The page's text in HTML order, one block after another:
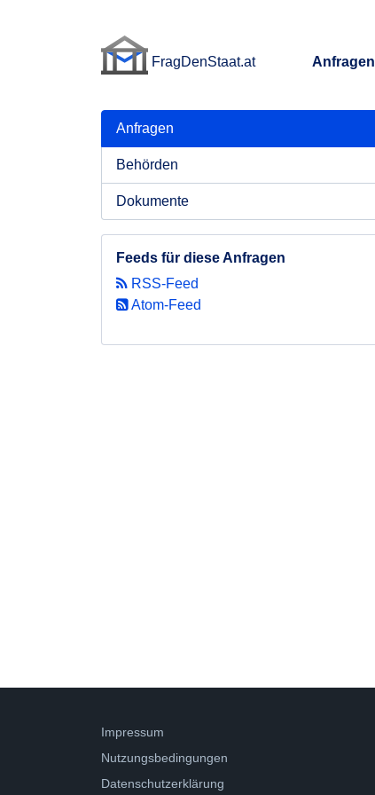
FragDenStaat.at
Anfragen
Anfragen
Behörden
Dokumente
Feeds für diese Anfragen
RSS-Feed
Atom-Feed
Impressum
Nutzungsbedingungen
Datenschutzerklärung